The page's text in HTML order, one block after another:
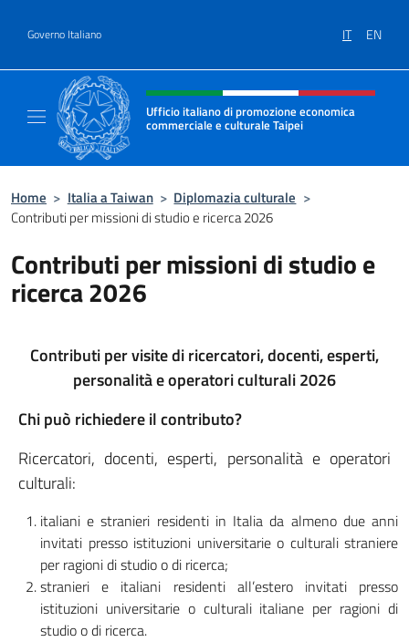
Governo Italiano IT EN
Intestazione sito, social e menù
Ufficio italiano di promozione economica
commerciale e culturale Taipei
Home > Italia a Taiwan > Diplomazia culturale >
Contributi per missioni di studio e ricerca 2026
Contributi per missioni di studio e
ricerca 2026
Contributi per visite di ricercatori, docenti, esperti,
personalità e operatori culturali 2026
Chi può richiedere il contributo?
Ricercatori, docenti, esperti, personalità e operatori
culturali:
italiani e stranieri residenti in Italia da almeno due anni
invitati presso istituzioni universitarie o culturali straniere
per ragioni di studio o di ricerca;
stranieri e italiani residenti all’estero invitati presso
istituzioni universitarie o culturali italiane per ragioni di
studio o di ricerca.